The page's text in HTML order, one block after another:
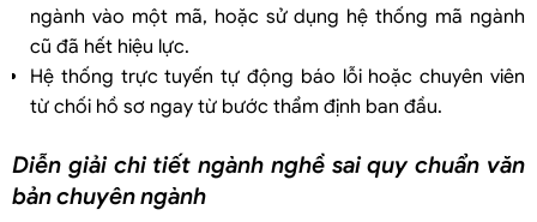
ngành vào một mã, hoặc sử dụng hệ thống mã ngành
cũ đã hết hiệu lực.
Hệ thống trực tuyến tự động báo lỗi hoặc chuyên viên
từ chối hồ sơ ngay từ bước thẩm định ban đầu.
Diễn giải chi tiết ngành nghề sai quy chuẩn văn
bản chuyên ngành